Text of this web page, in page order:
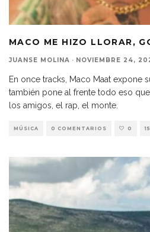
MACO ME HIZO LLORAR,
JUANSE MOLINA · NOVIEMBRE 24,
En once tracks, Maco Maat expone
también pone al frente todo eso
los amigos, el rap, el monte.
MÚSICA 0 COMENTARIOS 0